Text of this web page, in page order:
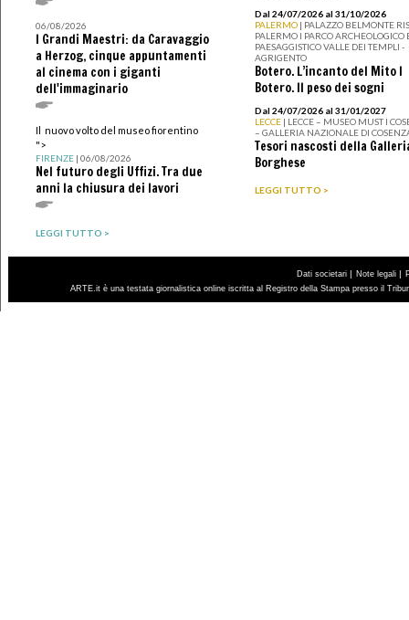
06/08/2026
I Grandi Maestri: da Caravaggio
a Herzog, cinque appuntamenti
al cinema con i giganti
dell'immaginario
Il nuovo volto del museo fiorentino
">
FIRENZE| 06/08/2026
Nel futuro degli Uffizi. Tra due
anni la chiusura dei lavori
LEGGI TUTTO >
Dal 24/07/2026 al 31/10/2026
PALERMO | PALAZZO BELMONTE
PALERMO I PARCO ARCHEOLOGICO
PAESAGGISTICO VALLE DEI TEMPLI -
AGRIGENTO
Botero. L’incanto del Mito I
Botero. Il peso dei sogni
Dal 24/07/2026 al 31/01/2027
LECCE | LECCE – MUSEO MUST I
– GALLERIA NAZIONALE DI
Tesori nascosti della
Borghese
LEGGI TUTTO >
Dati societari | Note legali |
ARTE.it è una testata giornalistica online iscritta al Registro della Stampa presso il